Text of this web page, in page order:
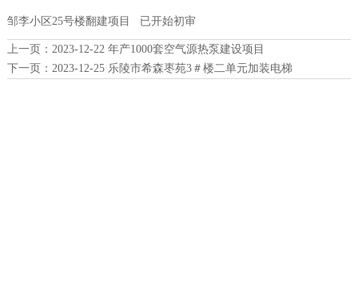
邹李小区25号楼翻建项目 已开始初审
上一页：
2023-12-22 年产1000套空气源热泵建设项目
下一页：
2023-12-25 乐陵市希森枣苑3＃楼二单元加装电梯